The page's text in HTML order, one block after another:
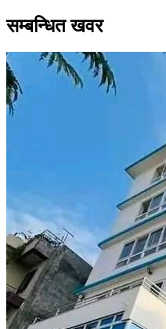
सम्बन्धित खवर